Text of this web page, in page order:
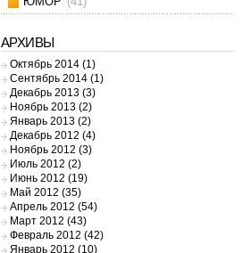
АРХИВЫ
Октябрь 2014(1)
Сентябрь 2014(1)
Декабрь 2013(3)
Ноябрь 2013(2)
Январь 2013(2)
Декабрь 2012 (4)
Ноябрь 2012 (3)
Июль 2012 (2)
Июнь 2012 (19)
Май 2012 (35)
Апрель 2012 (54)
Март 2012 (43)
Февраль 2012 (42)
Январь 2012 (10)